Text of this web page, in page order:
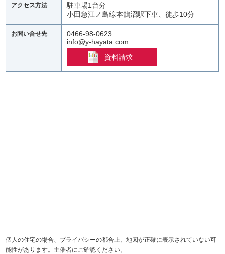
アクセス方法
駐車場1台分
小田急江ノ島線本鵠沼駅下車、徒歩10分
お問い合せ先
0466-98-0623
info@y-hayata.com
資料請求
個人の住宅の場合、プライバシーの都合上、地図が正確に表示されていない可
能性があります。主催者にご確認ください。